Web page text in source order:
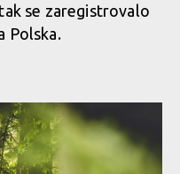
se zaregistrovalo
Polska.